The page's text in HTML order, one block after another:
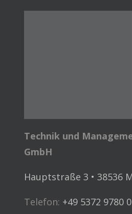
Technik und
GmbH
Hauptstraße 3 • 38536
Telefon: +49 5372 9780 0